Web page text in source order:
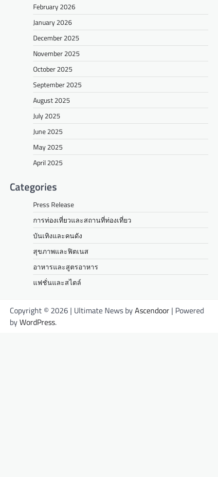
February 2026
January 2026
December 2025
November 2025
October 2025
September 2025
August 2025
July 2025
June 2025
May 2025
April 2025
Categories
Press Release
การท่องเที่ยวและสถานที่ท่องเที่ยว
บันเทิงและคนดัง
สุขภาพและฟิตเนส
อาหารและสูตรอาหาร
แฟชั่นและสไตล์
Copyright © 2026 | Ultimate News byAscendoor | Powered
byWordPress.